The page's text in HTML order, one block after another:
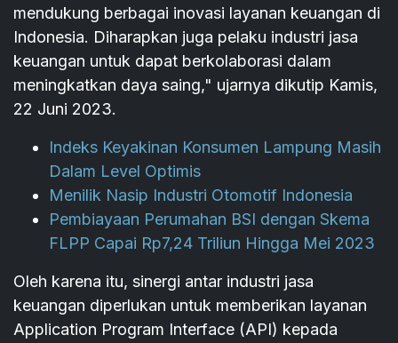
mendukung berbagai inovasi layanan keuangan di
Indonesia. Diharapkan juga pelaku industri jasa
keuangan untuk dapat berkolaborasi dalam
meningkatkan daya saing," ujarnya dikutip Kamis,
22 Juni 2023.
Indeks Keyakinan Konsumen Lampung Masih
Dalam Level Optimis
Menilik Nasip Industri Otomotif Indonesia
Pembiayaan Perumahan BSI dengan Skema
FLPP Capai Rp7,24 Triliun Hingga Mei 2023
Oleh karena itu, sinergi antar industri jasa
keuangan diperlukan untuk memberikan layanan
Application Program Interface (API) kepada